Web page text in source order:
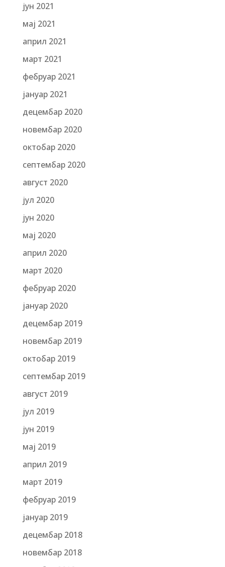
јун 2021
мај 2021
април 2021
март 2021
фебруар 2021
јануар 2021
децембар 2020
новембар 2020
октобар 2020
септембар 2020
август 2020
јул 2020
јун 2020
мај 2020
април 2020
март 2020
фебруар 2020
јануар 2020
децембар 2019
новембар 2019
октобар 2019
септембар 2019
август 2019
јул 2019
јун 2019
мај 2019
април 2019
март 2019
фебруар 2019
јануар 2019
децембар 2018
новембар 2018